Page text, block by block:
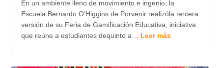
En un ambiente lleno de movimiento e ingenio, la
Escuela Bernardo O’Higgins de Porvenir realizóla tercera
versión de su Feria de Gamificación Educativa, iniciativa
que reúne a estudiantes dequinto a… Leer más